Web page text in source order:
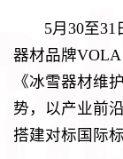
5月30至
器材品牌
《冰雪器材维
势，以产业前
搭建对标国际